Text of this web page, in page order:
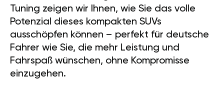
Tuning zeigen wir Ihnen, wie Sie das volle
Potenzial dieses kompakten SUVs
ausschöpfen können – perfekt für deutsche
Fahrer wie Sie, die mehr Leistung und
Fahrspaß wünschen, ohne Kompromisse
einzugehen.